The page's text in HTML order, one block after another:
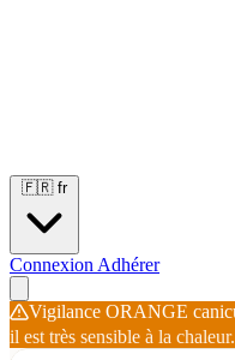
🇫🇷 fr
Connexion Adhérer
Vigilance ORANGE
il est très sensible à la chaleur.